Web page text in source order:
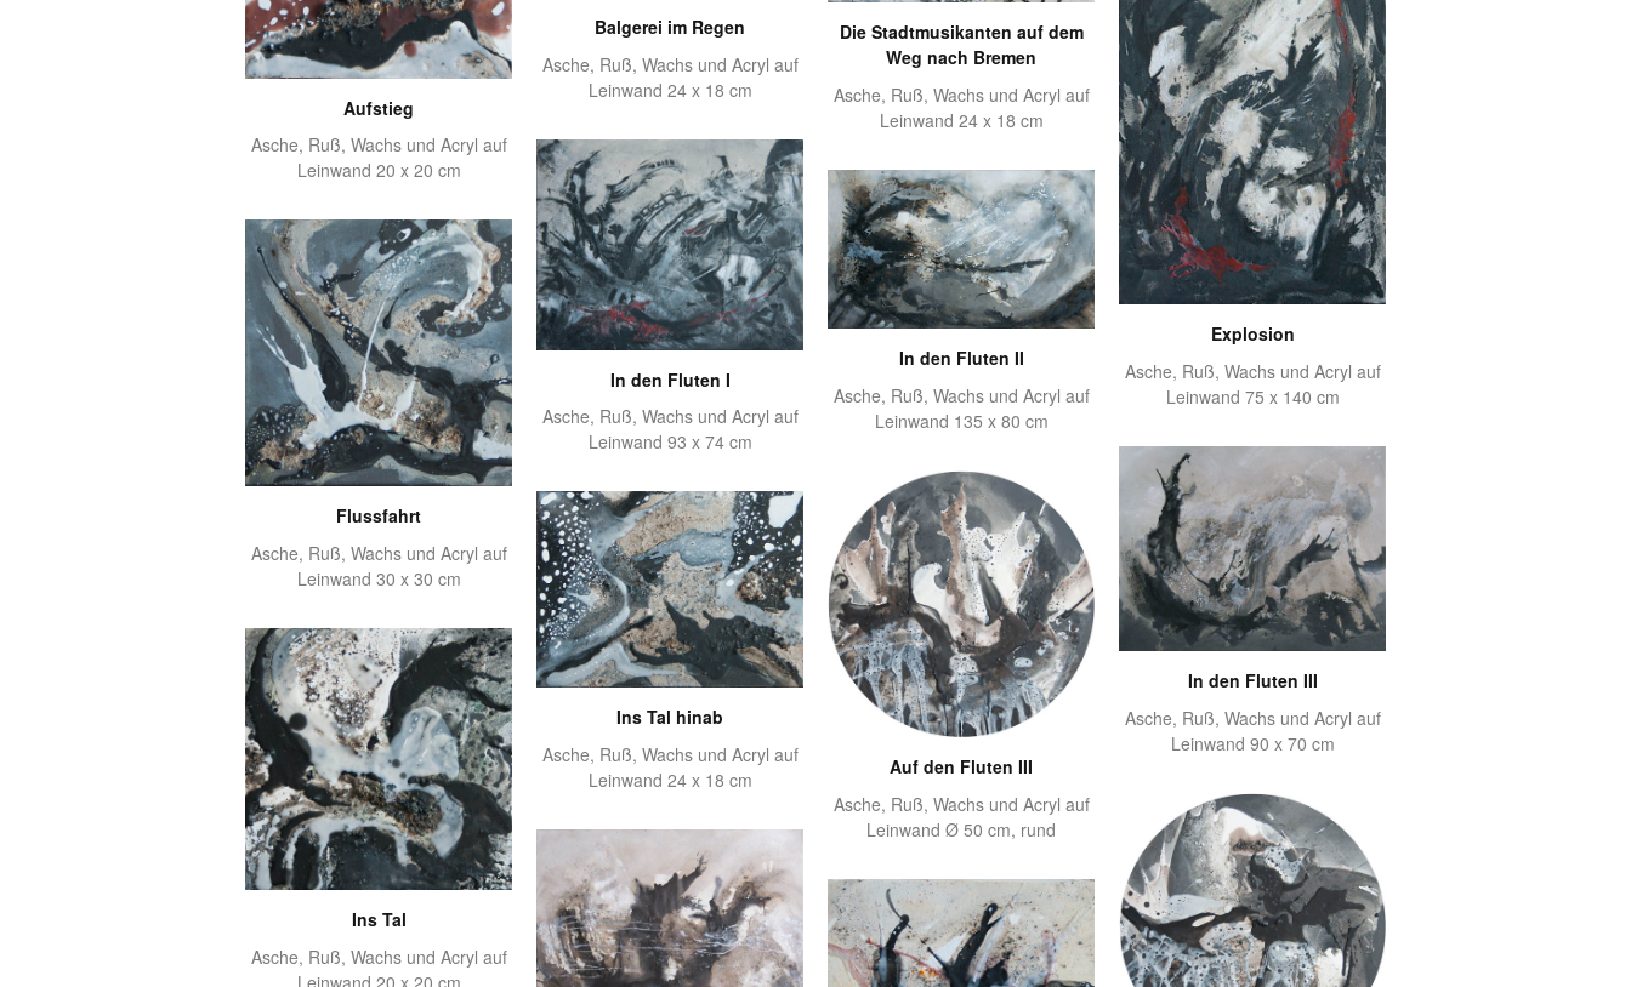
Aufstieg
Asche, Ruß, Wachs und Acryl auf
Leinwand 20 x 20 cm
Flussfahrt
Asche, Ruß, Wachs und Acryl auf
Leinwand 30 x 30 cm
Ins Tal
Asche, Ruß, Wachs und Acryl auf
Balgerei im Regen
Asche, Ruß, Wachs und Acryl auf
Leinwand 24 x 18 cm
In den Fluten I
Asche, Ruß, Wachs und Acryl auf
Leinwand 93 x 74 cm
Ins Tal hinab
Asche, Ruß, Wachs und Acryl auf
Leinwand 24 x 18 cm
Die Stadtmusikanten auf dem
Weg nach Bremen
Asche, Ruß, Wachs und Acryl auf
Leinwand 24 x 18 cm
In den Fluten II
Asche, Ruß, Wachs und Acryl auf
Leinwand 135 x 80 cm
Auf den Fluten III
Asche, Ruß, Wachs und Acryl auf
Leinwand Ø 50 cm, rund
Explosion
Asche, Ruß, Wachs und Acryl auf
Leinwand 75 x 140 cm
In den Fluten III
Asche, Ruß, Wachs und Acryl auf
Leinwand 90 x 70 cm